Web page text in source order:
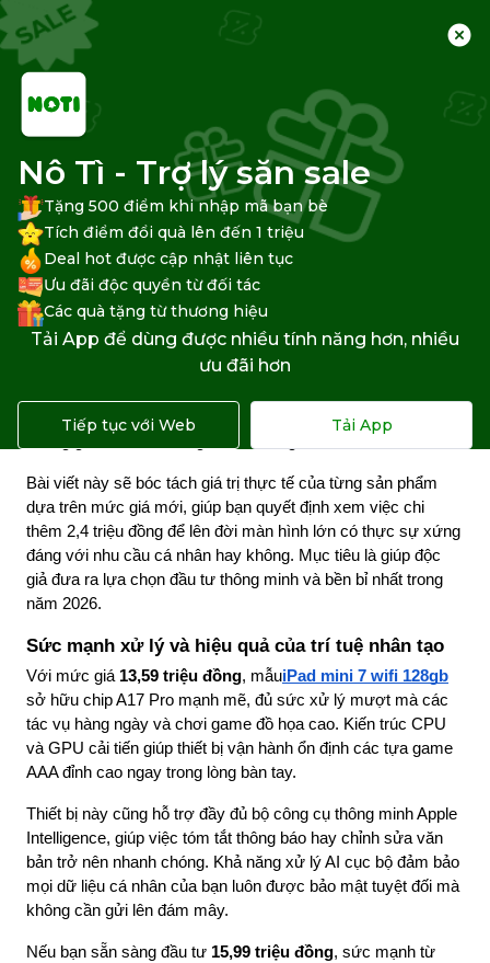
Trang chủ Khác
Nên chọn iPad Mini 7 bỏ túi
hay iPad Air M3 màn hình lớn?
Việc lựa chọn một chiếc máy tính bảng phù hợp trong phân
khúc từ 13 đến 16 triệu đồng hiện nay đang khiến nhiều
người cân nhắc. Với mức chênh lệch 2,4 triệu đồng, người
sự linh động tối đa của dòng iPad mini 7 wifi và một bên là
không gian làm việc rộng rãi của dòng iPad Air M3
Bài viết này sẽ bóc tách giá trị thực tế của từng sản phẩm
dựa trên mức giá mới, giúp bạn quyết định xem việc chi
thêm 2,4 triệu đồng để lên đời màn hình lớn có thực sự xứng
đáng với nhu cầu cá nhân hay không. Mục tiêu là giúp độc
giả đưa ra lựa chọn đầu tư thông minh và bền bỉ nhất trong
năm 2026.
Sức mạnh xử lý và hiệu quả của trí tuệ nhân tạo
Với mức giá 13,59 triệu đồng, mẫuiPad mini 7 wifi 128gb
sở hữu chip A17 Pro mạnh mẽ, đủ sức xử lý mượt mà các
tác vụ hàng ngày và chơi game đồ họa cao. Kiến trúc CPU
và GPU cải tiến giúp thiết bị vận hành ổn định các tựa game
AAA đỉnh cao ngay trong lòng bàn tay.
Thiết bị này cũng hỗ trợ đầy đủ bộ công cụ thông minh Apple
Intelligence, giúp việc tóm tắt thông báo hay chỉnh sửa văn
bản trở nên nhanh chóng. Khả năng xử lý AI cục bộ đảm bảo
mọi dữ liệu cá nhân của bạn luôn được bảo mật tuyệt đối mà
không cần gửi lên đám mây.
Nếu bạn sẵn sàng đầu tư 15,99 triệu đồng, sức mạnh từ
Nô Tì - Trợ lý săn sale
Tặng 500 điểm khi nhập mã bạn bè
Tích điểm đổi quà lên đến 1 triệu
Deal hot được cập nhật liên tục
Ưu đãi độc quyền từ đối tác
Các quà tặng từ thương hiệu
Tải App để dùng được nhiều tính năng hơn, nhiều
ưu đãi hơn
Tiếp tục với Web Tải App